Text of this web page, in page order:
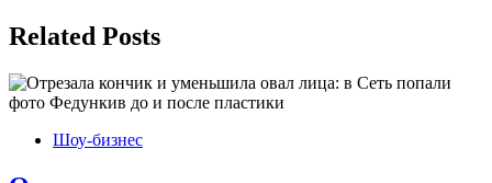
Related Posts
Шоу-бизнес